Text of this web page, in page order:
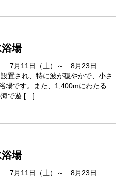
浴場
月11日（土）～ 8月23日
置され、特に波が穏やかで、小さ
場です。また、1,400mにわたる
海で遊 […]
浴場
月11日（土）～ 8月23日